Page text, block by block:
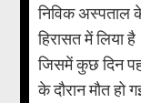
निविक
हिरासत में लिया
जिसमें कुछ दिन
के दौरान मौत